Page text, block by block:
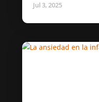
Jul 3, 2025